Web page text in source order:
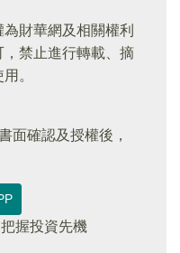
財華網及相關權利
，禁止進行轉載、摘
。
面確認及授權後，
握投資先機